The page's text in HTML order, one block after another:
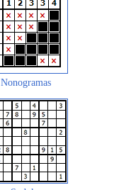
Nonogramas